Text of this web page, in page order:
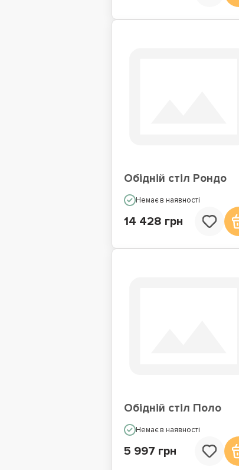
Обідній стіл Рондо
Немає в наявності
14 428 грн
Обідній стіл Поло
Немає в наявності
5 997 грн